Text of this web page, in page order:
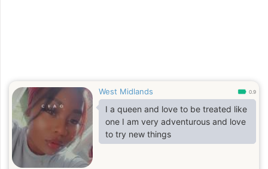
West Midlands 0.9
I a queen and love to be treated like
one I am very adventurous and love
to try new things